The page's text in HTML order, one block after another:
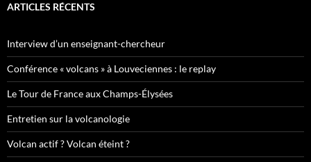
ARTICLES RÉCENTS
Interview d’un enseignant-chercheur
Conférence « volcans » à Louveciennes : le replay
Le Tour de France aux Champs-Élysées
Entretien sur la volcanologie
Volcan actif ? Volcan éteint ?